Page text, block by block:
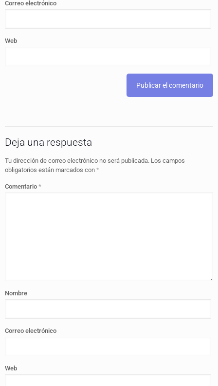
Correo electrónico
Web
Deja una respuesta
Tu dirección de correo electrónico no será publicada. Los campos
obligatorios están marcados con *
Comentario *
Nombre
Correo electrónico
Web